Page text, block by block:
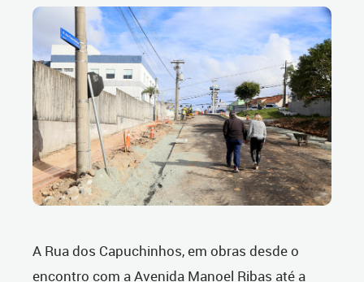
A Rua dos Capuchinhos, em obras desde o
encontro com a Avenida Manoel Ribas até a